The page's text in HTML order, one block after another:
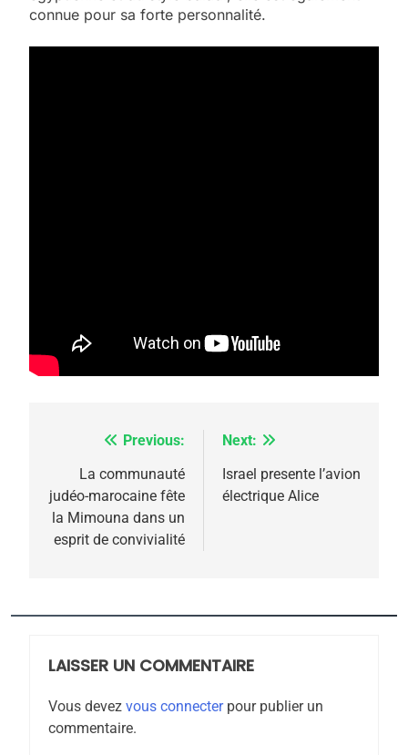
connue pour sa forte personnalité.
Navigation
l’article
Previous:
La communauté
judéo-marocaine fête
la Mimouna dans un
esprit de convivialité
Next:
Israel presente l’avion
électrique Alice
LAISSER UN COMMENTAIRE
Vous devez vous connecterpour publier un
commentaire.
meurtrière selon le
rapport d’ADL contre
FRANCE ISRAÉL
FIÈRE, DIGNE ET RÉSILIENTE :
POURQUOI JE REVENDIQUE
MA JUDAÏTE par Thérèse
Zrihen-Dvir
ISRAÉL JUDAISME
7
JUDAISME
8
Tafraout, le miel de Tadla